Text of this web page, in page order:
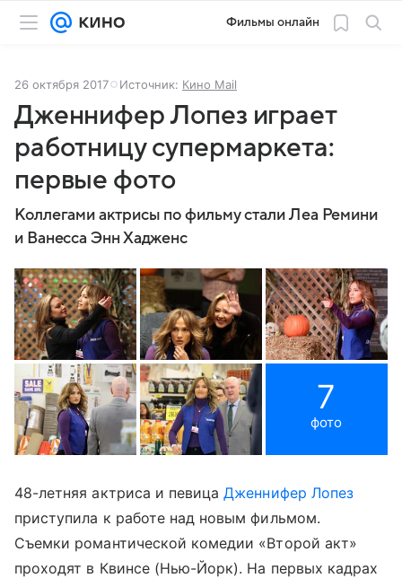
Фильмы онлайн
26 октября 2017 Источник: Кино Mail
Дженнифер Лопез играет
работницу супермаркета:
первые фото
Коллегами актрисы по фильму стали Леа Ремини
и Ванесса Энн Хадженс
7
фото
48-летняя актриса и певицаДженнифер Лопез
приступила к работе над новым фильмом.
Съемки романтической комедии «Второй акт»
проходят в Квинсе (Нью-Йорк). На первых кадрах